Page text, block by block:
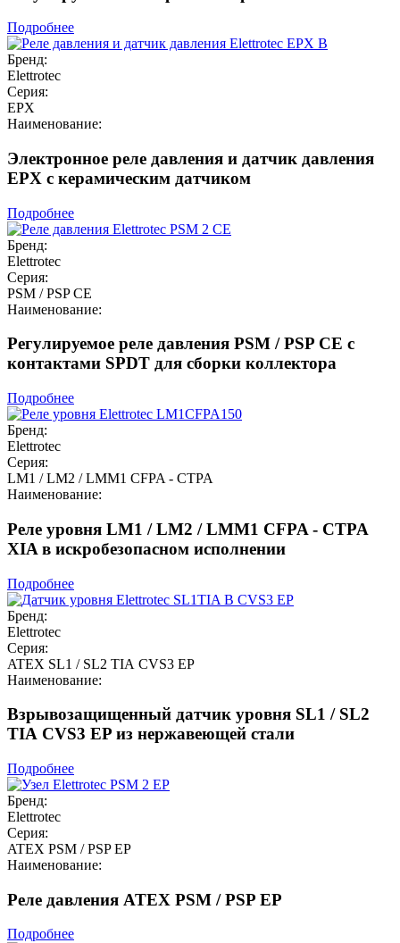
Подробнее
Бренд:
Elettrotec
Серия:
EPX
Наименование:
Электронное реле давления и датчик давления
EPX с керамическим датчиком
Подробнее
Бренд:
Elettrotec
Серия:
PSM / PSP CE
Наименование:
Регулируемое реле давления PSM / PSP CE с
контактами SPDT для сборки коллектора
Подробнее
Бренд:
Elettrotec
Серия:
LM1 / LM2 / LMM1 CFPA - CTPA
Наименование:
Реле уровня LM1 / LM2 / LMM1 CFPA - CTPA
XIA в искробезопасном исполнении
Подробнее
Бренд:
Elettrotec
Серия:
ATEX SL1 / SL2 TIA CVS3 EP
Наименование:
Взрывозащищенный датчик уровня SL1 / SL2
TIA CVS3 EP из нержавеющей стали
Подробнее
Бренд:
Elettrotec
Серия:
ATEX PSM / PSP EP
Наименование:
Реле давления ATEX PSM / PSP EP
Подробнее